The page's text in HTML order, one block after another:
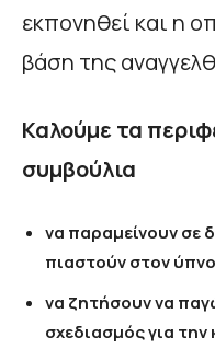
εκπονηθεί και η
βάση της
Καλούμε τα
συμβούλια
να παραμείνουν σε
πιαστούν στον
να ζητήσουν να
σχεδιασμός για